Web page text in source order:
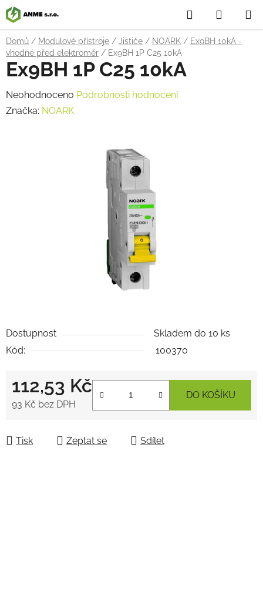
Přejít
na
obsah
Hledat
KOŠÍK
Domů / Modulové přístroje / Jističe / NOARK / Ex9BH 10kA -
vhodné před elektroměr / Ex9BH 1P C25 10kA
Dostupnost
Skladem do 10 ks
Kód:
100370
112,53 Kč
93 Kč bez DPH
DO KOŠÍKU
Tisk Zeptat se Sdílet
Ex9BH 1P C25 10kA
Průměrné
hodnocení
Neohodnoceno Podrobnosti hodnocení
Značka: NOARK